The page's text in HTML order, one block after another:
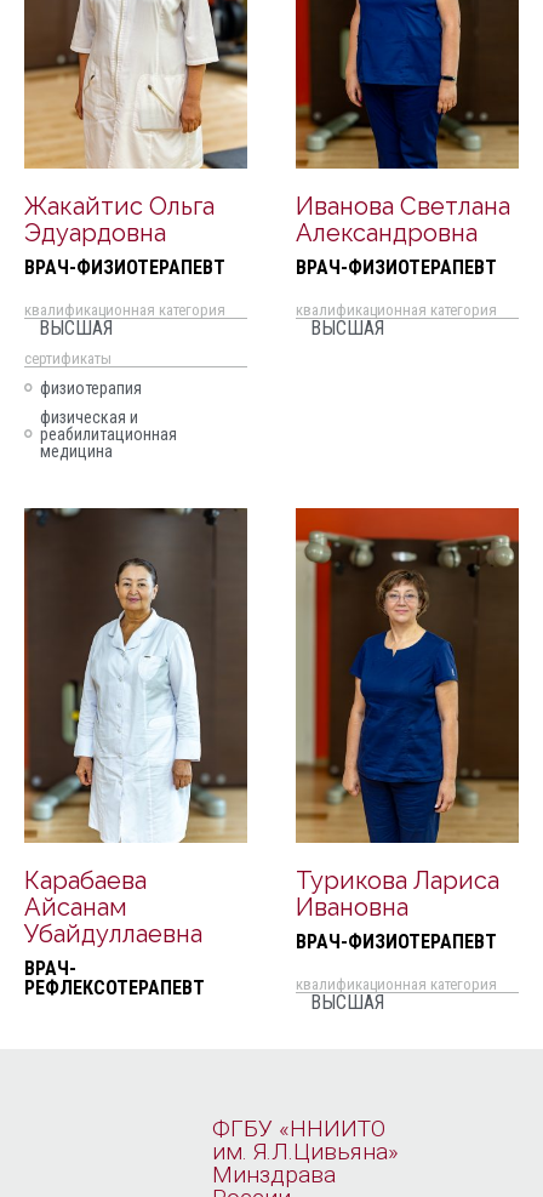
Жакайтис Ольга
Эдуардовна
ВРАЧ-ФИЗИОТЕРАПЕВТ
квалификационная категория
ВЫСШАЯ
cертификаты
физиотерапия
физическая и
реабилитационная
медицина
Иванова Светлана
Александровна
ВРАЧ-ФИЗИОТЕРАПЕВТ
квалификационная категория
ВЫСШАЯ
Карабаева
Айсанам
Убайдуллаевна
ВРАЧ-
РЕФЛЕКСОТЕРАПЕВТ
Турикова Лариса
Ивановна
ВРАЧ-ФИЗИОТЕРАПЕВТ
квалификационная категория
ВЫСШАЯ
ФГБУ «ННИИТО
им. Я.Л.Цивьяна»
Минздрава